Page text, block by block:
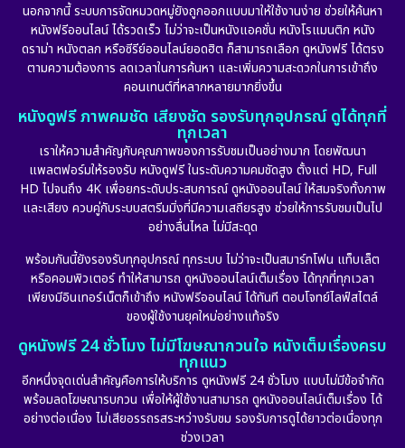
นอกจากนี้ ระบบการจัดหมวดหมู่ยังถูกออกแบบมาให้ใช้งานง่าย ช่วยให้ค้นหา
หนังฟรีออนไลน์ ได้รวดเร็ว ไม่ว่าจะเป็นหนังแอคชั่น หนังโรแมนติก หนัง
ดราม่า หนังตลก หรือซีรีย์ออนไลน์ยอดฮิต ก็สามารถเลือก ดูหนังฟรี ได้ตรง
ตามความต้องการ ลดเวลาในการค้นหา และเพิ่มความสะดวกในการเข้าถึง
คอนเทนต์ที่หลากหลายมากยิ่งขึ้น
หนังดูฟรี ภาพคมชัด เสียงชัด รองรับทุกอุปกรณ์ ดูได้ทุกที่
ทุกเวลา
เราให้ความสำคัญกับคุณภาพของการรับชมเป็นอย่างมาก โดยพัฒนา
แพลตฟอร์มให้รองรับ หนังดูฟรี ในระดับความคมชัดสูง ตั้งแต่ HD, Full
HD ไปจนถึง 4K เพื่อยกระดับประสบการณ์ ดูหนังออนไลน์ ให้สมจริงทั้งภาพ
และเสียง ควบคู่กับระบบสตรีมมิ่งที่มีความเสถียรสูง ช่วยให้การรับชมเป็นไป
อย่างลื่นไหล ไม่มีสะดุด
พร้อมกันนี้ยังรองรับทุกอุปกรณ์ ทุกระบบ ไม่ว่าจะเป็นสมาร์ทโฟน แท็บเล็ต
หรือคอมพิวเตอร์ ทำให้สามารถ ดูหนังออนไลน์เต็มเรื่อง ได้ทุกที่ทุกเวลา
เพียงมีอินเทอร์เน็ตก็เข้าถึง หนังฟรีออนไลน์ ได้ทันที ตอบโจทย์ไลฟ์สไตล์
ของผู้ใช้งานยุคใหม่อย่างแท้จริง
ดูหนังฟรี 24 ชั่วโมง ไม่มีโฆษณากวนใจ หนังเต็มเรื่องครบ
ทุกแนว
อีกหนึ่งจุดเด่นสำคัญคือการให้บริการ ดูหนังฟรี 24 ชั่วโมง แบบไม่มีข้อจำกัด
พร้อมลดโฆษณารบกวน เพื่อให้ผู้ใช้งานสามารถ ดูหนังออนไลน์เต็มเรื่อง ได้
อย่างต่อเนื่อง ไม่เสียอรรถรสระหว่างรับชม รองรับการดูได้ยาวต่อเนื่องทุก
ช่วงเวลา